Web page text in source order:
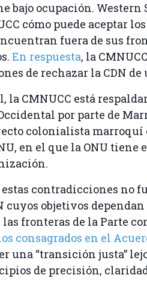
bajo ocupación. Western
cómo puede aceptar
fuera de sus
En respuesta, la
de rechazar la CDN de
la CMNUCC está
por parte de
colonialista
en el que la ONU
estas contradicciones no
cuyos objetivos
las fronteras de la Parte
consagrados en el
una “transición justa”
de precisión,